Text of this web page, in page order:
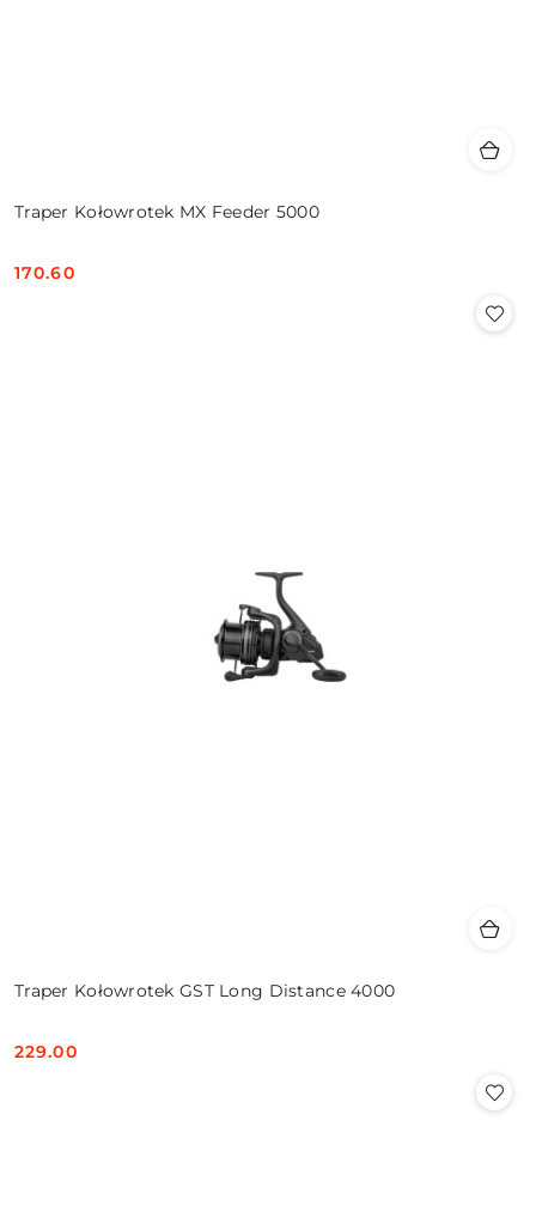
Traper Kołowrotek MX Feeder 5000
Cena:
170.60
Traper Kołowrotek GST Long Distance 4000
Cena:
229.00